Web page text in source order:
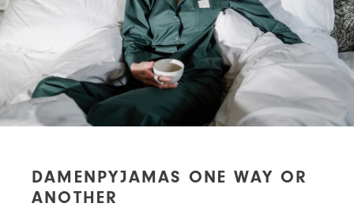
DAMENPYJAMAS ONE WAY OR
ANOTHER